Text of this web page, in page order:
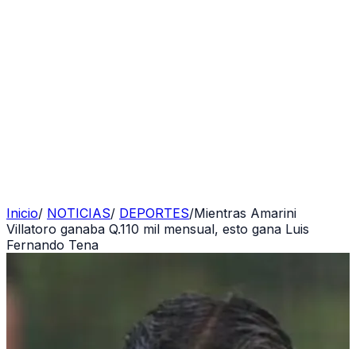
Inicio/ NOTICIAS/ DEPORTES/Mientras Amarini
Villatoro ganaba Q.110 mil mensual, esto gana Luis
Fernando Tena